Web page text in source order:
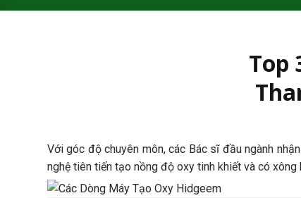
Top
Với góc độ chuyên môn, các Bác sĩ đầu ngành
nghệ tiên tiến tạo nồng độ oxy tinh khiết và có